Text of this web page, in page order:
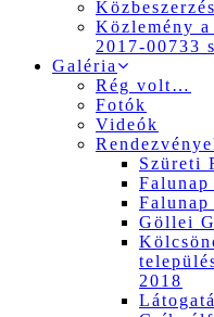
Közbeszerzés
Közlemény
2017-00733
Galéria
Rég volt…
Fotók
Videók
Szüreti
Falunap
Falunap
Göllei
2018